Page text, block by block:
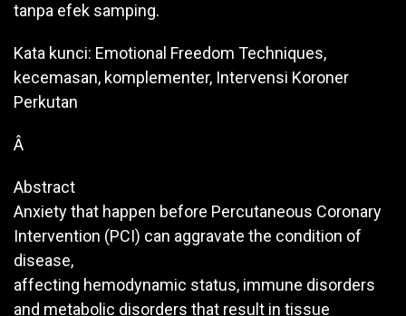
tanpa efek samping.
Kata kunci: Emotional Freedom Techniques,
kecemasan, komplementer, Intervensi Koroner
Perkutan
Â
Abstract
Anxiety that happen before Percutaneous Coronary
Intervention (PCI) can aggravate the condition of
disease,
affecting hemodynamic status, immune disorders
and metabolic disorders that result in tissue